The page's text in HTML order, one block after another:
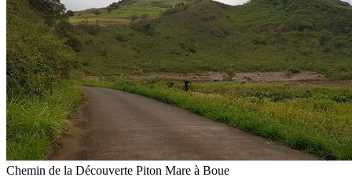
Chemin de la Découverte Piton Mare à Boue